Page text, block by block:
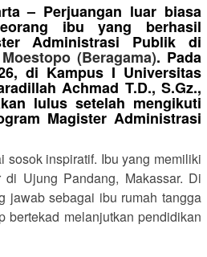
– Perjuangan luar biasa
ibu yang berhasil
Administrasi Publik di
(Beragama). Pada
di Kampus I Universitas
Achmad T.D., S.Gz.,
lulus setelah mengikuti
Magister Administrasi
sosok inspiratif. Ibu yang memiliki
Ujung Pandang, Makassar. Di
jawab sebagai ibu rumah tangga
bertekad melanjutkan pendidikan